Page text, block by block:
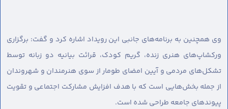
وی همچنین به برنامه‌های جانبی این رویداد اشاره کرد و گفت: برگزاری
ورکشاپ‌های هنری زنده، گریم کودک، قرائت بیانیه دو زبانه توسط
تشکل‌های مردمی و آیین امضای طومار از سوی هنرمندان و شهروندان
از جمله بخش‌هایی است که با هدف افزایش مشارکت اجتماعی و تقویت
پیوندهای جامعه طراحی شده است.